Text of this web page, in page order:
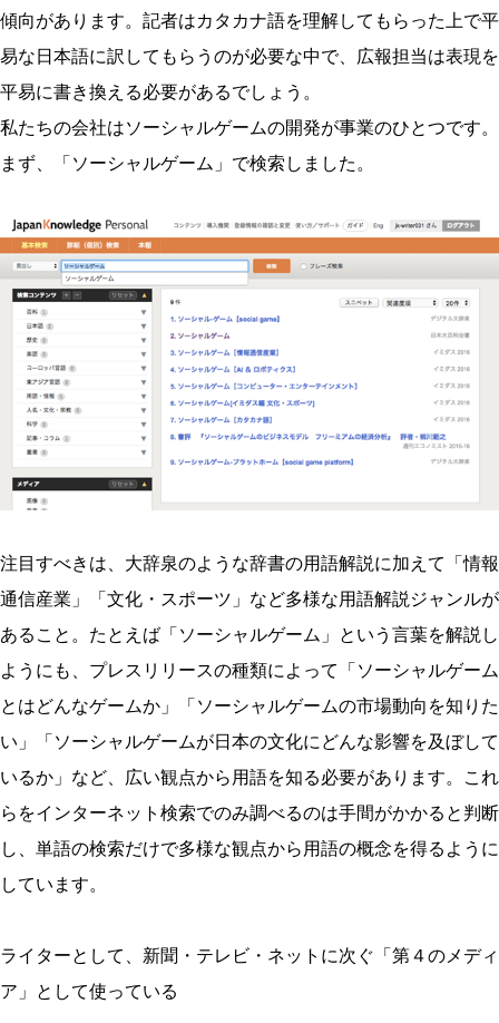
傾向があります。記者はカタカナ語を理解してもらった上で平
易な日本語に訳してもらうのが必要な中で、広報担当は表現を
平易に書き換える必要があるでしょう。
私たちの会社はソーシャルゲームの開発が事業のひとつです。
まず、「ソーシャルゲーム」で検索しました。
注目すべきは、大辞泉のような辞書の用語解説に加えて「情報
通信産業」「文化・スポーツ」など多様な用語解説ジャンルが
あること。たとえば「ソーシャルゲーム」という言葉を解説し
ようにも、プレスリリースの種類によって「ソーシャルゲーム
とはどんなゲームか」「ソーシャルゲームの市場動向を知りた
い」「ソーシャルゲームが日本の文化にどんな影響を及ぼして
いるか」など、広い観点から用語を知る必要があります。これ
らをインターネット検索でのみ調べるのは手間がかかると判断
し、単語の検索だけで多様な観点から用語の概念を得るように
しています。
ライターとして、新聞・テレビ・ネットに次ぐ「第４のメディ
ア」として使っている